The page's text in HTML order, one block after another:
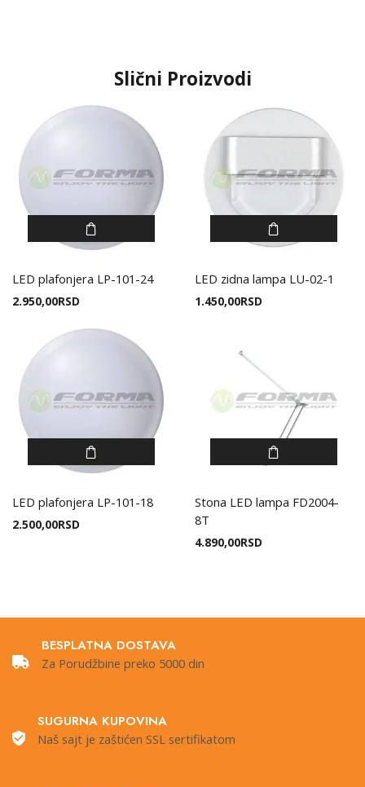
Slični Proizvodi
LED plafonjera LP-101-24
2.950,00RSD
LED zidna lampa LU-02-1
1.450,00RSD
LED plafonjera LP-101-18
2.500,00RSD
Stona LED lampa FD2004-
8T
4.890,00RSD
BESPLATNA DOSTAVA
Za Porudžbine preko 5000 din
SUGURNA KUPOVINA
Naš sajt je zaštićen SSL sertifikatom